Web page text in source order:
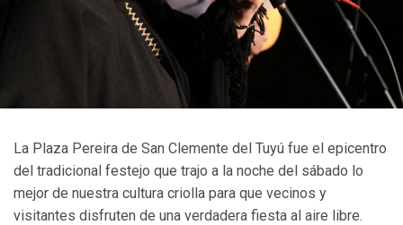
La Plaza Pereira de San Clemente del Tuyú fue el epicentro
del tradicional festejo que trajo a la noche del sábado lo
mejor de nuestra cultura criolla para que vecinos y
visitantes disfruten de una verdadera fiesta al aire libre.